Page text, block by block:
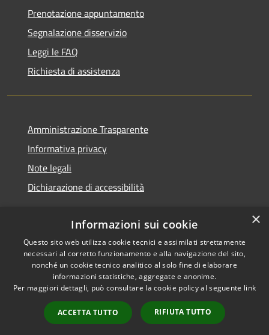
Prenotazione appuntamento
Segnalazione disservizio
Leggi le FAQ
Richiesta di assistenza
Amministrazione Trasparente
Informativa privacy
Note legali
Dichiarazione di accessibilità
RSS
Accessibilità
Cookie
Mappa del sito
Extranet
Copyright © 2026 • Comune di
Castelfranci • Powered by
Municipium•Accesso
redazione
×
Informazioni sui cookie
Questo sito web utilizza cookie tecnici e assimilati strettamente
necessari al corretto funzionamento e alla navigazione del sito,
nonché un cookie tecnico analitico al solo fine di elaborare
informazioni statistiche, aggregate e anonime.
Per maggiori dettagli, può consultare la cookie policy al seguente link
ACCETTA TUTTO RIFIUTA TUTTO